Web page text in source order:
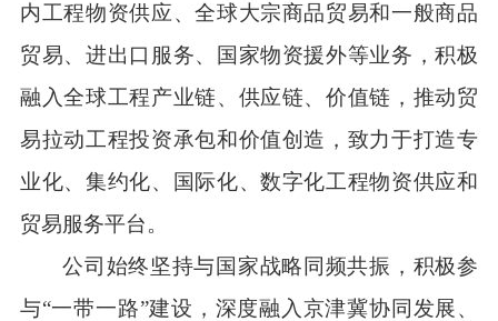
内工程物资供应、全球大宗商品贸易和一般商品
贸易、进出口服务、国家物资援外等业务，积极
融入全球工程产业链、供应链、价值链，推动贸
易拉动工程投资承包和价值创造，致力于打造专
业化、集约化、国际化、数字化工程物资供应和
贸易服务平台。
公司始终坚持与国家战略同频共振，积极参
与“一带一路”建设，深度融入京津冀协同发展、